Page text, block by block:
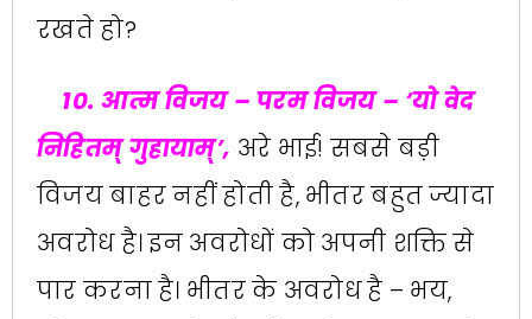
रखते हो?
10. आत्म विजय – परम विजय – ‌‘यो वेद
निहितम्‌‍ गुहायाम्‌‍‌’, अरे भाई! सबसे बड़ी
विजय बाहर नहीं होती है, भीतर बहुत ज्यादा
अवरोध है। इन अवरोधों को अपनी शक्ति से
पार करना है। भीतर के अवरोध है – भय,